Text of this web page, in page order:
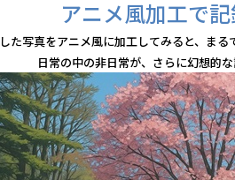
アニメ風加工で
た写真をアニメ風に加工してみると、まる
日常の中の非日常が、さらに幻想的な